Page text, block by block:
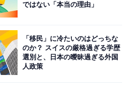
ではない「本当の理由」
「移民」に冷たいのはどっちな
のか？ スイスの厳格過ぎる学歴
選別と、日本の曖昧過ぎる外国
人政策